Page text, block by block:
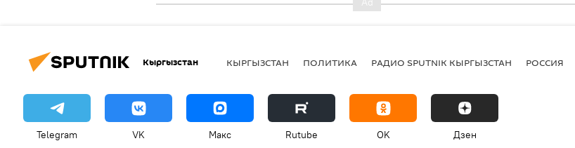
Кыргызстан КЫРГЫЗСТАН ПОЛИТИКА РАДИО SPUTNIK КЫРГЫЗСТАН РОССИЯ
Telegram VK Макс Rutube OK Дзен